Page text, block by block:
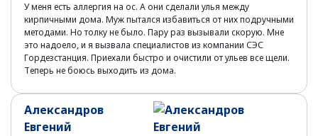
У меня есть аллергия на ос. А они сделали улья между
кирпичными дома. Муж пытался избавиться от них подручными
методами. Но толку не было. Пару раз вызывали скорую. Мне
это надоело, и я вызвала специалистов из компании СЭС
Гордезстанция. Приехали быстро и очистили от ульев все щели.
Теперь не боюсь выходить из дома.
Александров
Евгений